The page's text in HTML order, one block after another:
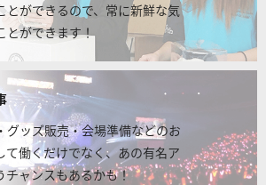
とができるので、常に新鮮な気
とができます！
グッズ販売・会場準備などのお
て働くだけでなく、あの有名ア
チャンスもあるかも！